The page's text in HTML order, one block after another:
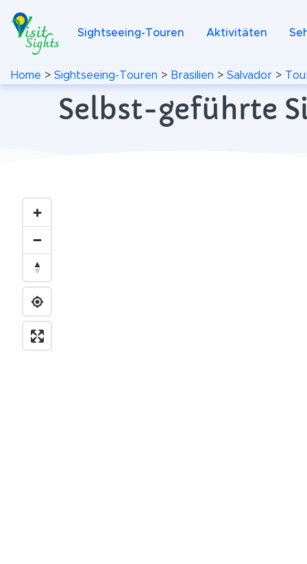
Sightseeing-Touren Aktivitäten
Home > Sightseeing-Touren > Brasilien > Salvador >
Selbst-geführte